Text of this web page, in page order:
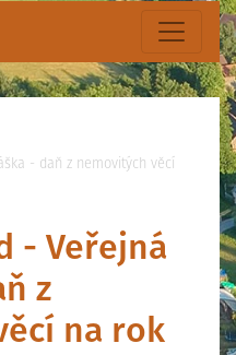
- daň z nemovitých věcí
- Veřejná
z
na rok